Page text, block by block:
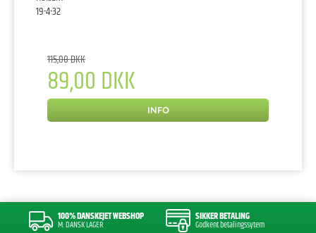
19-4-32
115,00 DKK
89,00 DKK
INFO
100% DANSKEJET WEBSHOP
M. DANSK LAGER
SIKKER BETALING
Godkent betalingssytem